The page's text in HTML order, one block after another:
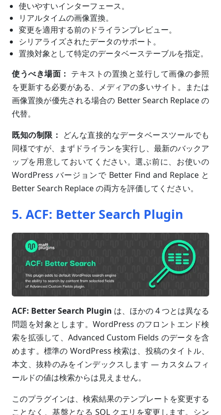
使いやすいインターフェース。
リアルタイムの画像置換。
変更を適用する前のドライランプレビュー。
シリアライズされたデータのサポート。
置換対象として特定のデータベーステーブルを指定。
使うべき場面： テキストの置換と並行して画像の参照
を更新する必要がある、メディアの多いサイト。または
画像置換が優先される場合の Better Search Replace の
代替。
既知の制限： どんな直接的なデータベースツールでも
同様ですが、まずドライランを実行し、最新のバックア
ップを用意しておいてください。選ぶ前に、お使いの
WordPress バージョンで Better Find and Replace と
Better Search Replace の両方を評価してください。
5. ACF: Better Search Plugin
ACF: Better Search Plugin は、ほかの 4 つとは異なる
問題を対象とします。WordPress のフロントエンド検
索を拡張して、Advanced Custom Fields のデータを含
めます。標準の WordPress 検索は、投稿のタイトル、
本文、抜粋のみをインデックスします — カスタムフィ
ールドの値は検索からは見えません。
このプラグインは、検索結果のテンプレートを変更する
ことなく、基盤となる SQL クエリを変更します。シン